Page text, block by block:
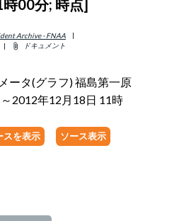
バウト
日本語
インイン
00分; 時点]
Archive - FNAA
attach_file ドキュメント
ータ(グラフ) 福島第一原
2012年12月18日 11時
スを表示 ソース表示